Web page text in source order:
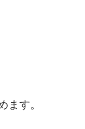
ます。